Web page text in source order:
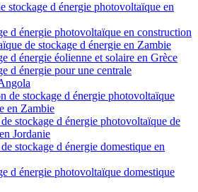
stockage d énergie photovoltaïque en
d énergie photovoltaïque en construction
de stockage d énergie en Zambie
d énergie éolienne et solaire en Grèce
d énergie pour une centrale
de stockage d énergie photovoltaïque
en Zambie
stockage d énergie photovoltaïque de
Jordanie
stockage d énergie domestique en
d énergie photovoltaïque domestique